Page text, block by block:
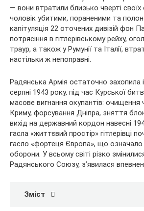
— вони втратили близько чверті своїх
чоловік убитими, пораненими та
капітуляція 22 оточених дивізій фон
потрясіння в гітлерівському рейху,
траур, а також у Румунії та Італії,
настільки ж непоправні.
Радянська Армія остаточно захопила
серпні 1943 року, під час Курської
масове вигнання окупантів: очищення
Криму, форсування Дніпра, зняття
вихід на державний кордон навесні
гасла «життєвий простір» гітлерівці
гасло «фортеця Європа», що означало
оборони. У всьому світі різко
Радянського Союзу, з’явилася
Зміст